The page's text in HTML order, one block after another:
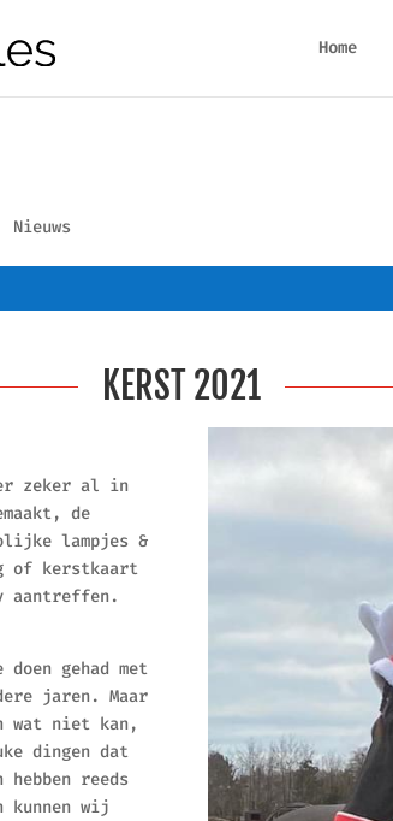
Home
Nieuws
KERST 2021
zeker al in
de
lampjes &
of kerstkaart
aantreffen.
gehad met
jaren. Maar
wat niet kan,
dingen dat
reeds
kunnen wij